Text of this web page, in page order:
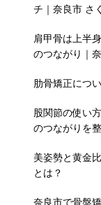
チ｜奈良市 さ
肩甲骨は上半
のつながり｜
肋骨矯正につ
股関節の使い
のつながりを
美姿勢と黄金
とは？
奈良市で骨盤